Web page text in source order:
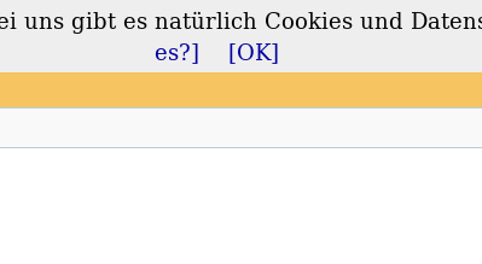
uns gibt es natürlich Cookies und
es?]
[OK]